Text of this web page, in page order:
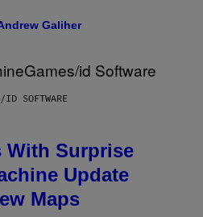
Galiher
ID SOFTWARE
With Surprise
Update
Maps